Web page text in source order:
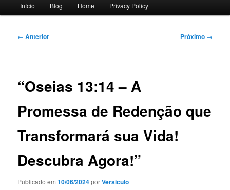
principal
Início Blog Home Privacy Policy
Navegação
← Anterior Próximo →
“Oseias 13:14 – A
Promessa de Redenção que
Transformará sua Vida!
Descubra Agora!”
Publicado em10/06/2024porVersiculo